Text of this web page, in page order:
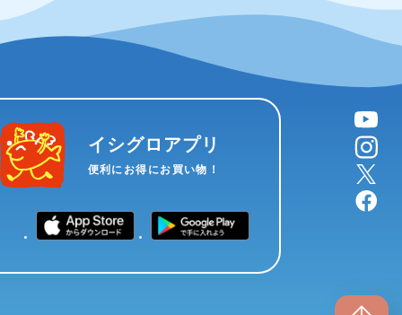
イシグロアプリ
便利にお得にお買い物！
YouTube
instagram
X
facebook